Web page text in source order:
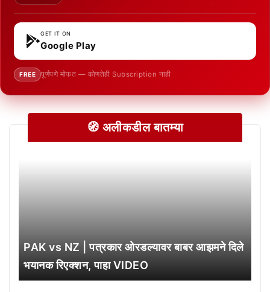
GET IT ON
Google Play
FREE पूर्णपणे मोफत — कोणतेही Subscription नाही
🧭 अलीकडील बातम्या
PAK vs NZ | पत्रकार ओरडल्यावर बाबर आझमने दिले
भयानक रिएक्शन, पाहा VIDEO